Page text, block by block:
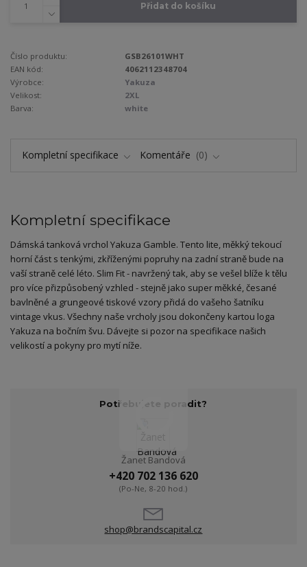
Přidat do košíku
Číslo produktu:
GSB26101WHT
EAN kód:
4062112348704
Výrobce:
Yakuza
Velikost:
2XL
Barva:
white
Kompletní specifikace Komentáře 0
Kompletní specifikace
Dámská tanková vrchol Yakuza Gamble. Tento lite, měkký tekoucí
horní část s tenkými, zkříženými popruhy na zadní straně bude na
vaší straně celé léto. Slim Fit - navržený tak, aby se vešel blíže k tělu
pro více přizpůsobený vzhled - stejně jako super měkké, česané
bavlněné a grungeové tiskové vzory přidá do vašeho šatníku
vintage vkus. Všechny naše vrcholy jsou dokončeny kartou loga
Yakuza na bočním švu. Dávejte si pozor na specifikace našich
velikostí a pokyny pro mytí níže.
Potřebujete poradit?
Žanet Bandová
+420 702 136 620
(Po-Ne, 8-20 hod.)
shop@brandscapital.cz